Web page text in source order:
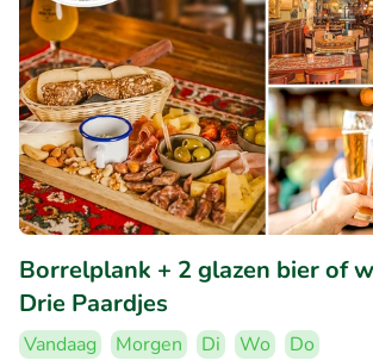
Borrelplank + 2 glazen bier of
Drie Paardjes
Vandaag Morgen Di Wo
Do